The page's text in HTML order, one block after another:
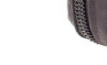
primeira vez, será necessário o
que ficarão guardadas
até que possamos processar
o envio de sua encomenda, as
eliminadas do nosso